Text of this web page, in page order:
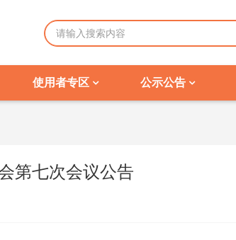
使用者专区 公示公告
第七次会议公告